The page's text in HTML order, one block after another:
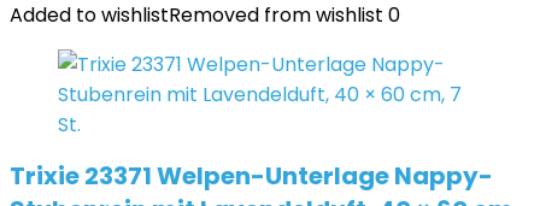
Added to wishlistRemoved from wishlist 0
Trixie 23371 Welpen-Unterlage Nappy-